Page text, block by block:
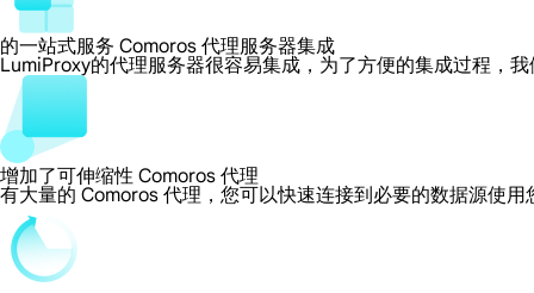
的一站式服务 Comoros 代理服务器集成
LumiProxy的代理服务器很容易集成，为了方便的集成过程，
增加了可伸缩性 Comoros 代理
有大量的 Comoros 代理，您可以快速连接到必要的数据源使